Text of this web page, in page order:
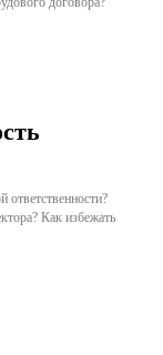
ответственности?
Как избежать